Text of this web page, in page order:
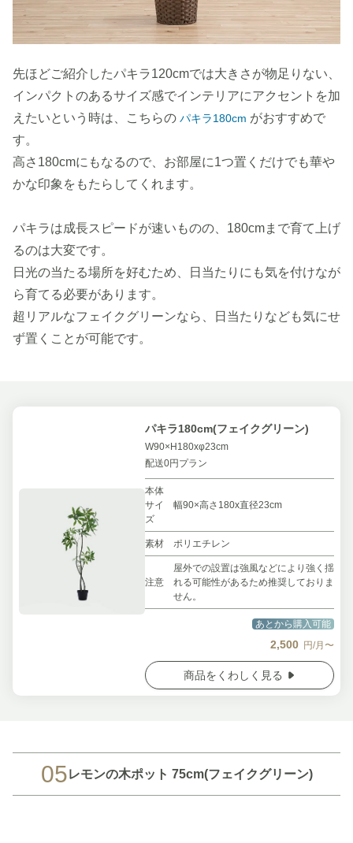
先ほどご紹介したパキラ120cmでは大きさが物足りない、
インパクトのあるサイズ感でインテリアにアクセントを加
えたいという時は、こちらの パキラ180cm がおすすめで
す。
高さ180cmにもなるので、お部屋に1つ置くだけでも華や
かな印象をもたらしてくれます。
パキラは成長スピードが速いものの、180cmまで育て上げ
るのは大変です。
日光の当たる場所を好むため、日当たりにも気を付けなが
ら育てる必要があります。
超リアルなフェイクグリーンなら、日当たりなども気にせ
ず置くことが可能です。
パキラ180cm(フェイクグリーン)
W90×H180xφ23cm
配送0円プラン
本体
サイ
ズ
幅90×高さ180x直径23cm
素材 ポリエチレン
注意
屋外での設置は強風などにより強く揺
れる可能性があるため推奨しておりま
せん。
あとから購入可能
2,500 円/月〜
商品をくわしく見る
05レモンの木ポット 75cm(フェイクグリーン)